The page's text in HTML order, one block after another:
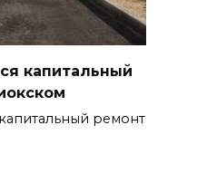
капитальный
ремонт